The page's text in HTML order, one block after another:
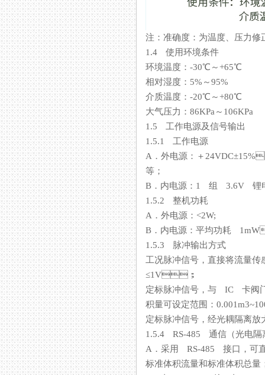
注：准确度：为温度、
1.4 使用环境条件
环境温度：-30℃～+65℃
相对湿度：5%～95%
介质温度：-20℃～+80℃
大气压力：86KPa～106KPa
1.5 工作电源及信号输出
1.5.1 工作电源
A．外电源：＋
等；
B．内电源：1 组 3.6V 锂电
1.5.2 整机功耗
A．外电源：<2W;
B．内电源：平均功耗
1.5.3 脉冲输出方式
工况脉冲信号，直接将流
≤1V；
定标脉冲信号，与 IC 卡
积量可设定范围：
定标脉冲信号，经光耦
1.5.4 RS-485 通信（光电隔离）
A．采用 RS-485 接口，可
标准体积流量和标准体积总量